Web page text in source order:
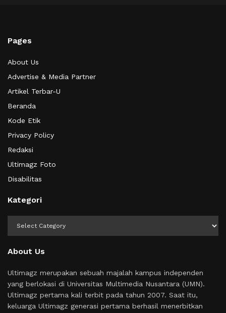
Pages
About Us
Advertise & Media Partner
Artikel Terbar-U
Beranda
Kode Etik
Privacy Policy
Redaksi
Ultimagz Foto
Disabilitas
Kategori
About Us
Ultimagz merupakan sebuah majalah kampus independen
yang berlokasi di Universitas Multimedia Nusantara (UMN).
Ultimagz pertama kali terbit pada tahun 2007. Saat itu,
keluarga Ultimagz generasi pertama berhasil menerbitkan